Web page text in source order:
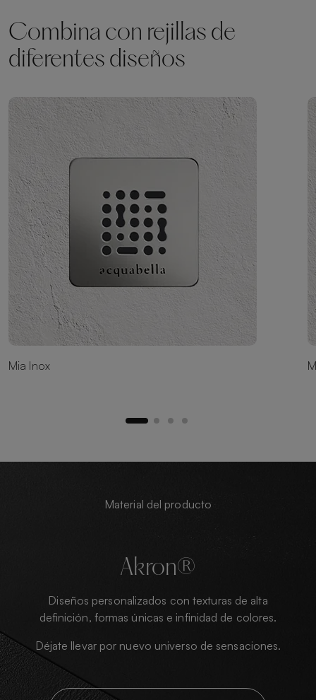
Combina con rejillas de
diferentes diseños
Mia Inox
Material del producto
Akron®
Diseños personalizados con texturas de alta
definición, formas únicas e infinidad de colores.
Déjate llevar por nuevo universo de sensaciones.